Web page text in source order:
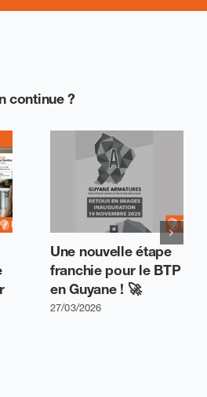
continue ?
Une nouvelle étape
franchie pour le BTP
en Guyane ! 🚀
27/03/2026